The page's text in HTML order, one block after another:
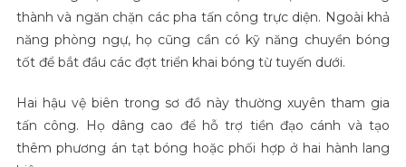
thành và ngăn chặn các pha tấn công trực diện. Ngoài khả
năng phòng ngự, họ cũng cần có kỹ năng chuyền bóng
tốt để bắt đầu các đợt triển khai bóng từ tuyến dưới.
Hai hậu vệ biên trong sơ đồ này thường xuyên tham gia
tấn công. Họ dâng cao để hỗ trợ tiền đạo cánh và tạo
thêm phương án tạt bóng hoặc phối hợp ở hai hành lang